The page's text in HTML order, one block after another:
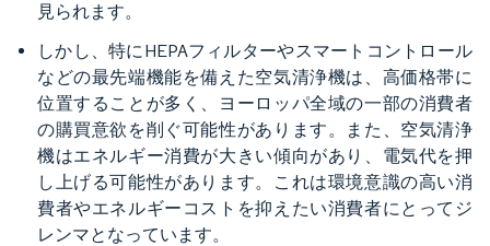
見られます。
しかし、特にHEPAフィルターやスマートコントロール
などの最先端機能を備えた空気清浄機は、高価格帯に
位置することが多く、ヨーロッパ全域の一部の消費者
の購買意欲を削ぐ可能性があります。また、空気清浄
機はエネルギー消費が大きい傾向があり、電気代を押
し上げる可能性があります。これは環境意識の高い消
費者やエネルギーコストを抑えたい消費者にとってジ
レンマとなっています。